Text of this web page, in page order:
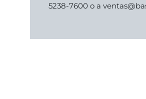
5238-7600 o a